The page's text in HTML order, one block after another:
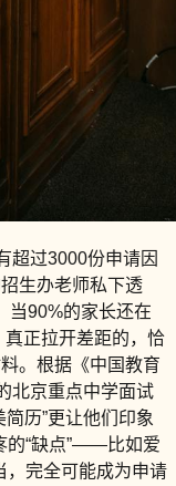
超过3000份申请因
生办老师私下透
当90%的家长还在
真正拉开差距的，恰
。根据《中国教育
北京重点中学面试
简历”更让他们印象
的“缺点”——比如爱
完全可能成为申请